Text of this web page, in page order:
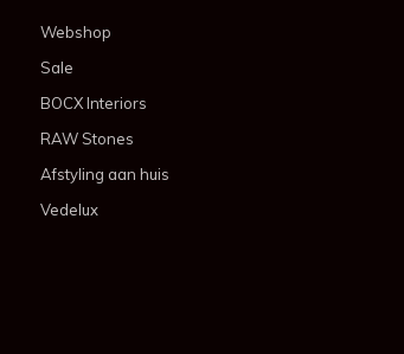
Webshop
Sale
BOCX Interiors
RAW Stones
Afstyling aan huis
Vedelux